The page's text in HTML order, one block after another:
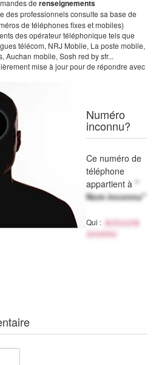
de renseignements
des professionnels consulte sa base de
de téléphones fixes et mobiles)
des opérateur téléphonique tels que
télécom, NRJ Mobile, La poste mobile,
Auchan mobile, Sosh red by sfr...
mise à jour pour de répondre avec
Numéro
inconnu?
Ce numéro de
téléphone
appartient à "
Nom inconnu"
Qui :
Activité
inconnu